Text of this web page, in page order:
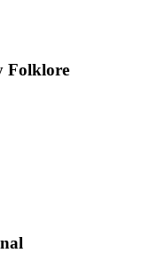
Folklore